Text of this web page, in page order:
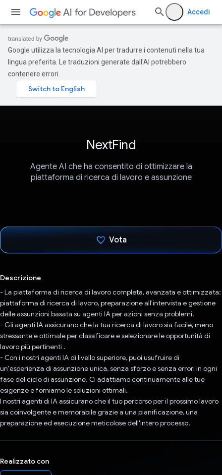
Accedi
Google utilizza la tecnologia AI per tradurre i contenuti nella tua
lingua preferita. Le traduzioni generate dall'AI potrebbero
contenere errori.
NextFind
Agente AI che ha consentito di ottimizzare la
piattaforma di ricerca di lavoro e assunzione
Vota
Descrizione
- La piattaforma di ricerca di lavoro completa, avanzata e ottimizzata:
piattaforma di ricerca di lavoro, preparazione all'intervista e gestione
delle assunzioni basata su agenti IA per azioni senza problemi.
- Gli agenti IA assicurano che la tua ricerca di lavoro sia facile, meno
stressante e ottimale per classificare e selezionare le opportunità di
lavoro più pertinenti .
- Con i nostri agenti IA di livello superiore, puoi usufruire di
un'esperienza di assunzione unica, senza sforzo e senza errori in ogni
fase del ciclo di assunzione. Ci adattiamo continuamente alle tue
esigenze e forniamo le soluzioni ottimali.
I nostri agenti di IA assicurano che il tuo percorso per il prossimo lavoro
sia coinvolgente e memorabile grazie a una pianificazione, una
preparazione ed esecuzione meticolose dell'intero processo.
Realizzato con